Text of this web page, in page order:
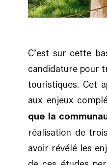
C’est sur cette
candidature pour
touristiques. Cet
aux enjeux
que la
réalisation de
avoir révélé les